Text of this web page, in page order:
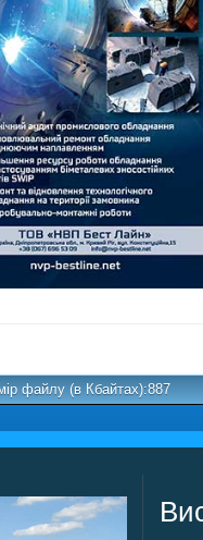
файлу (в Кбайтах):887